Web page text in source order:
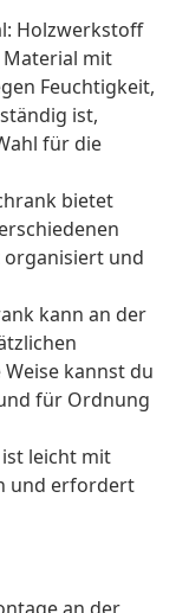
Holzwerkstoff
mit
Feuchtigkeit,
ist,
für die
bietet
organisiert und
kann an der
kannst du
für Ordnung
leicht mit
und erfordert